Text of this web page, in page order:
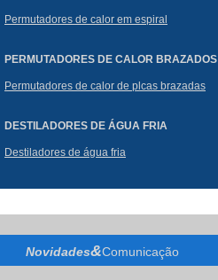
Permutadores de calor em espiral
PERMUTADORES DE CALOR BRAZADOS
Permutadores de calor de plcas brazadas
DESTILADORES DE ÁGUA FRIA
Destiladores de água fria
Novidades&Comunicação